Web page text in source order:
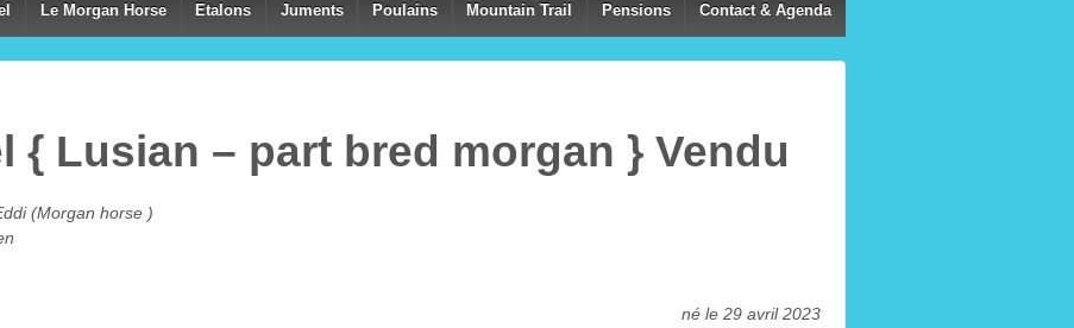
Le Morgan Horse Etalons Juments Poulains Mountain Trail Pensions Contact & Agenda
{ Lusian – part bred morgan } Vendu
(Morgan horse )
né le 29 avril 2023